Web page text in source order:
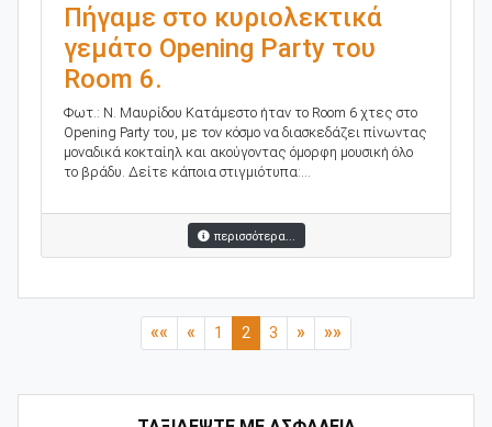
Πήγαμε στο κυριολεκτικά
γεμάτο Opening Party του
Room 6.
Φωτ.: Ν. Μαυρίδου Κατάμεστο ήταν το Room 6 χτες στο
Opening Party του, με τον κόσμο να διασκεδάζει πίνωντας
μοναδικά κοκταίηλ και ακούγοντας όμορφη μουσική όλο
το βράδυ. Δείτε κάποια στιγμιότυπα:...
περισσότερα...
«« « 1 2 3 » »»